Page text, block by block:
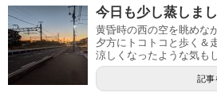
今日も少し蒸しまし
黄昏時の西の空を眺めな
夕方にトコトコと歩く＆
涼しくなったような気も
記事